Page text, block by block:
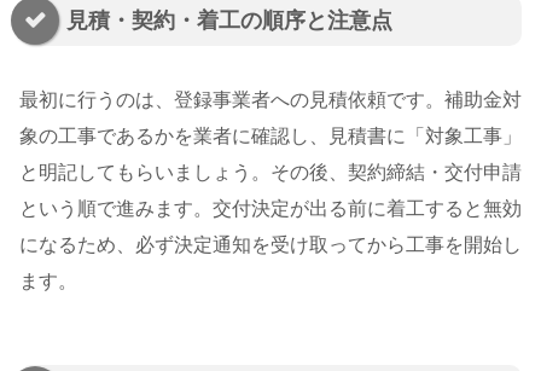
見積・契約・着工の順序と注意点
最初に行うのは、登録事業者への見積依頼です。補助金対
象の工事であるかを業者に確認し、見積書に「対象工事」
と明記してもらいましょう。その後、契約締結・交付申請
という順で進みます。交付決定が出る前に着工すると無効
になるため、必ず決定通知を受け取ってから工事を開始し
ます。